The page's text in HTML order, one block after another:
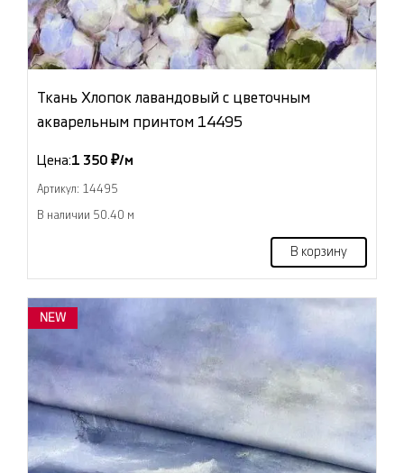
Ткань Хлопок лавандовый с цветочным
акварельным принтом 14495
Цена:1 350 ₽/м
Артикул: 14495
В наличии 50.40 м
В корзину
NEW